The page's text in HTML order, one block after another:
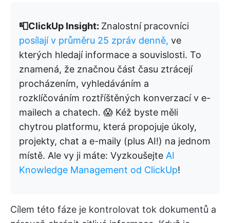
📮ClickUp Insight: Znalostní pracovníci
posílají v průměru 25 zpráv denně, ve
kterých hledají informace a souvislosti. To
znamená, že značnou část času ztrácejí
procházením, vyhledáváním a
rozklíčováním roztříštěných konverzací v e-
mailech a chatech. 😱 Kéž byste měli
chytrou platformu, která propojuje úkoly,
projekty, chat a e-maily (plus AI!) na jednom
místě. Ale vy ji máte: Vyzkoušejte AI
Knowledge Management od ClickUp!
Cílem této fáze je kontrolovat tok dokumentů a